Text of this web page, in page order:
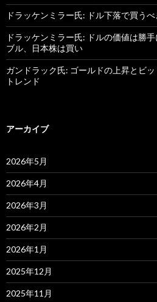
ドラッケンミラー氏: ドル下落で買う
ドラッケンミラー氏: ドルの価値は勝
ブル、日本株は買い
ガンドラック氏: ゴールドの上昇とビ
トレンド
アーカイブ
2026年5月
2026年4月
2026年3月
2026年2月
2026年1月
2025年12月
2025年11月